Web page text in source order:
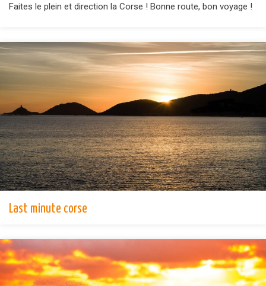
Faites le plein et direction la Corse ! Bonne route, bon voyage !
Last minute corse